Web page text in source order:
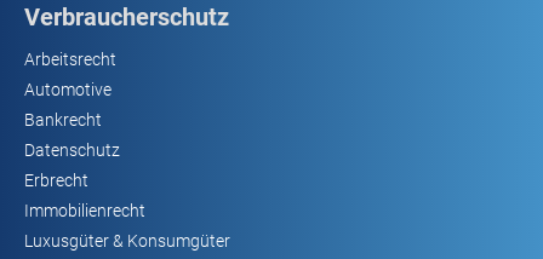
Verbraucherschutz
Arbeitsrecht
Automotive
Bankrecht
Datenschutz
Erbrecht
Immobilienrecht
Luxusgüter & Konsumgüter